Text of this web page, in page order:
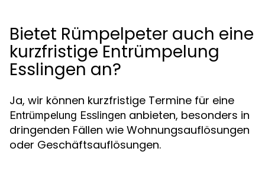
Bietet Rümpelpeter auch eine
kurzfristige Entrümpelung
Esslingen an?
Ja, wir können kurzfristige Termine für eine
Entrümpelung Esslingen anbieten, besonders in
dringenden Fällen wie Wohnungsauflösungen
oder Geschäftsauflösungen.